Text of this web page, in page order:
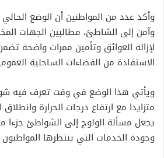
وأكد عدد من المواطنين أن الوضع
وآمن إلى الشاطئ، مطالبين الجهات
لإزالة العوائق وتأمين ممرات واضحة
الاستفادة من الفضاءات الساحلية
ويأتي هذا الوضع في وقت تعرف فيه
متزايدا مع ارتفاع درجات الحرارة
يجعل مسألة الولوج إلى الشواطئ جزءا
وجودة الخدمات التي ينتظرها